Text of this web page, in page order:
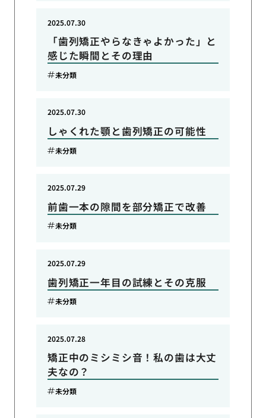
「歯列矯正やらなきゃよかった」と
感じた瞬間とその理由
2025.07.30
未分類
しゃくれた顎と歯列矯正の可能性
2025.07.30
未分類
前歯一本の隙間を部分矯正で改善
2025.07.29
未分類
歯列矯正一年目の試練とその克服
2025.07.29
未分類
矯正中のミシミシ音！私の歯は大丈
夫なの？
2025.07.28
未分類